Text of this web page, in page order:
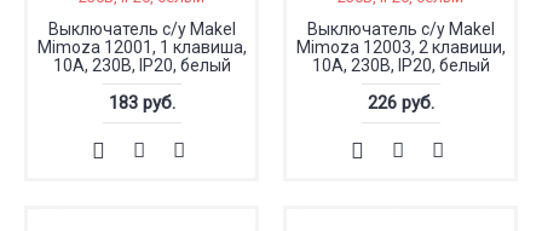
Выключатель с/у Makel
Mimoza 12001, 1 клавиша,
10А, 230В, IP20, белый
183 руб.
Выключатель с/у Makel
Mimoza 12003, 2 клавиши,
10А, 230В, IP20, белый
226 руб.